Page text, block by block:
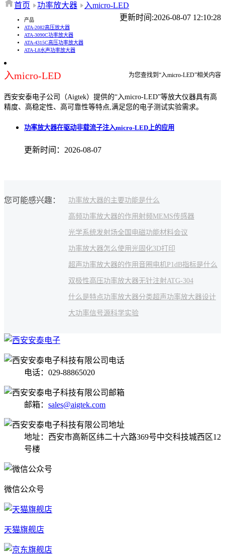
首页 功率放大器
入micro-LED
更新时间:2026-08-07 12:10:28
产品
ATA-2082高压放大器
ATA-3090C功率放大器
ATA-4315C高压功率放大器
ATA-L8水声功率放大器
入micro-LED 为您查找到“入micro-LED”相关内容
西安安泰电子公司（Aigtek）提供的“入micro-LED”等放大仪器具有高
精度、高稳定性、高可靠性等特点,满足您的电子测试实验需求。
功率放大器在驱动非载流子注入micro-LED上的应用
更新时间：2026-08-07
您可能感兴趣： 功率放大器的主要功能是什么
高频功率放大器的作用 射频 MEMS传感器
光学系统发射场全国电磁功能材料会议
功率放大器怎么使用 光固化3D打印
超声功率放大器的作用 音圈电机 P1dB指标是什么
双极性高压功率放大器无针注射ATG-304
什么是特点功率放大器分类超声功率放大器设计
大功率信号源科学实验
电话：029-88865020
邮箱： sales@aigtek.com
地址：西安市高新区纬二十六路369号中交科技城西区12
号楼
微信公众号
天猫旗舰店